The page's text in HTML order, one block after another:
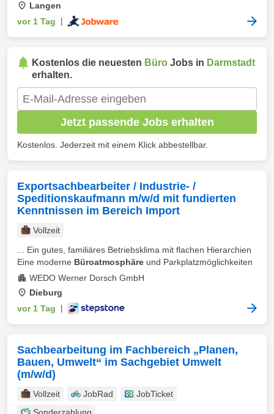
Langen
vor 1 Tag
Kostenlos die neuesten Büro Jobs in Darmstadt
erhalten.
Jetzt passende Jobs erhalten
Kostenlos. Jederzeit mit einem Klick abbestellbar.
Exportsachbearbeiter / Industrie- /
Speditionskaufmann m/w/d mit fundierten
Kenntnissen im Bereich Import
Vollzeit
... Ein gutes, familiäres Betriebsklima mit flachen Hierarchien
Eine moderne Büroatmosphäre und Parkplatzmöglichkeiten
WEDO Werner Dorsch GmbH
Dieburg
vor 1 Tag
Sachbearbeitung im Fachbereich „Planen,
Bauen, Umwelt“ im Sachgebiet Umwelt
(m/w/d)
Vollzeit JobRad
JobTicket